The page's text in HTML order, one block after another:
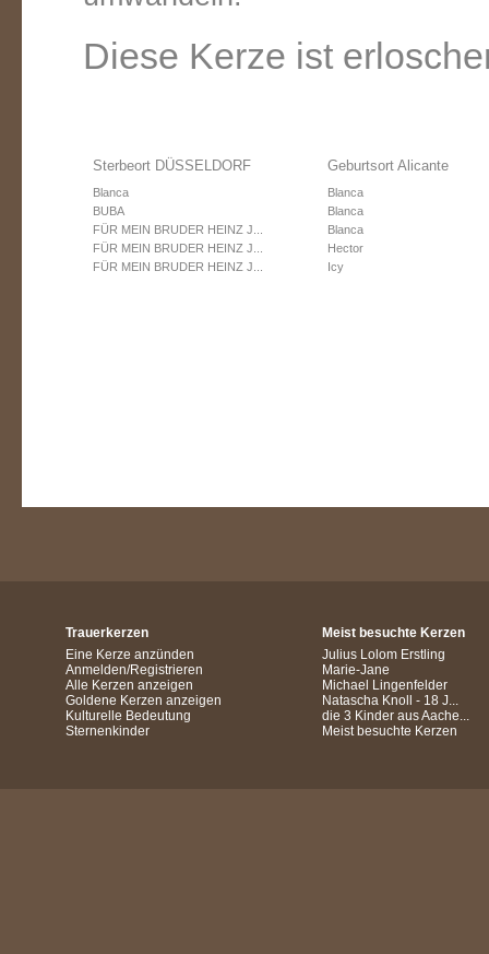
Diese Kerze ist
Sterbeort DÜSSELDORF
Blanca
BUBA
FÜR MEIN BRUDER HEINZ J...
FÜR MEIN BRUDER HEINZ J...
FÜR MEIN BRUDER HEINZ J...
Geburtsort Alicante
Blanca
Blanca
Blanca
Hector
Icy
Trauerkerzen
Eine Kerze anzünden
Anmelden/Registrieren
Alle Kerzen anzeigen
Goldene Kerzen anzeigen
Kulturelle Bedeutung
Sternenkinder
Meist besuchte Kerzen
Julius Lolom Erstling
Marie-Jane
Michael Lingenfelder
Natascha Knoll - 18 J...
die 3 Kinder aus Aache...
Meist besuchte Kerzen